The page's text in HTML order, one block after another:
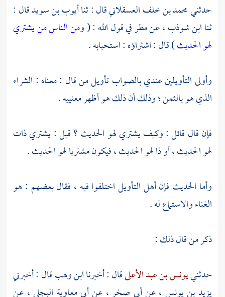
حدثنيمحمد بن خلف العسقلانيقال : ثناأيوب بن سويدقال :
ثناابن شوذب ،عنمطرفي قول الله : (ومن الناس من يشتري
لهو الحديث) قال : اشتراؤه : استحبابه .
وأولى التأويلين عندي بالصواب تأويل من قال : معناه : الشراء
الذي هو بالثمن ؛ وذلك أن ذلك هو أظهر معنييه .
فإن قال قائل : وكيف يشتري لهو الحديث ؟ قيل : يشتري ذات
لهو الحديث ، أو ذا لهو الحديث ، فيكون مشتريا لهو الحديث .
وأما الحديث فإن أهل التأويل اختلفوا فيه ، فقال بعضهم : هو
الغناء والاستماع له .
ذكر من قال ذلك :
حدثنييونس بن عبد الأعلىقال : أخبرناابن وهبقال : أخبرني
يزيد بن يونس ،عنأبي صخر ، عنأبي معاوية البجلي ، عن